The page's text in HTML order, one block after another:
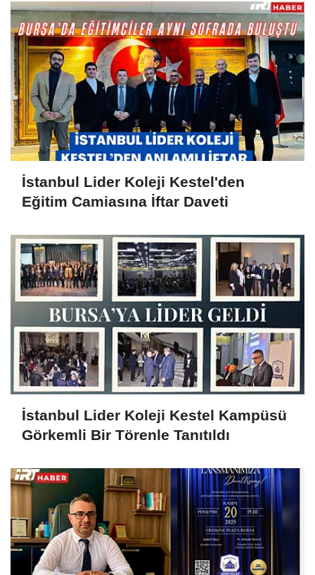
İstanbul Lider Koleji Kestel'den
Eğitim Camiasına İftar Daveti
İstanbul Lider Koleji Kestel Kampüsü
Görkemli Bir Törenle Tanıtıldı